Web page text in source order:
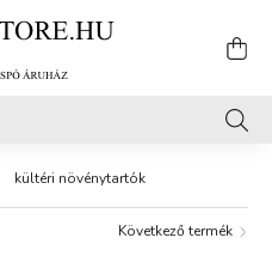
kültéri növénytartók
Következő termék